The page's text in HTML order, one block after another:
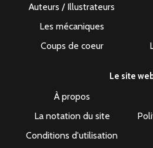
Auteurs / Illustrateurs
Les mécaniques
Coups de coeur
Le site
À propos
La notation du site
Conditions d'utilisation